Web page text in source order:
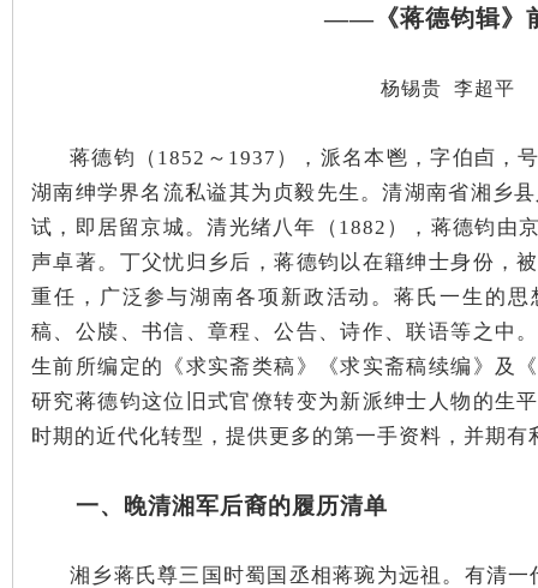
——《蒋德钧辑》
杨锡贵 李超平
蒋德钧（1852～1937），派名本鬯，字伯卣，
湖南绅学界名流私谥其为贞毅先生。清湖南省湘乡
试，即居留京城。清光绪八年（1882），蒋德钧由
声卓著。丁父忧归乡后，蒋德钧以在籍绅士身份，
重任，广泛参与湖南各项新政活动。蒋氏一生的
稿、公牍、书信、章程、公告、诗作、联语等之中
生前所编定的《求实斋类稿》《求实斋稿续编》及
研究蒋德钧这位旧式官僚转变为新派绅士人物的生
时期的近代化转型，提供更多的第一手资料，并期
一、晚清湘军后裔的履历清单
湘乡蒋氏尊三国时蜀国丞相蒋琬为远祖。有清